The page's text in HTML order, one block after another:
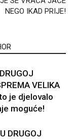
NEGO IKAD PRIJE!
VELIKA
je djelovalo
moguće!
DRUGOJ